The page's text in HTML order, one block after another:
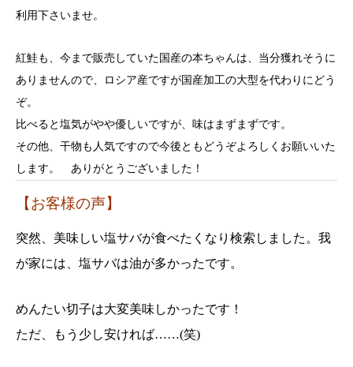
利用下さいませ。
紅鮭も、今まで販売していた国産の本ちゃんは、当分獲れそうに
ありませんので、ロシア産ですが国産加工の大型を代わりにどう
ぞ。
比べると塩気がやや優しいですが、味はまずまずです。
その他、干物も人気ですので今後ともどうぞよろしくお願いいた
します。 ありがとうございました！
【お客様の声】
突然、美味しい塩サバが食べたくなり検索しました。我
が家には、塩サバは油が多かったです。
めんたい切子は大変美味しかったです！
ただ、もう少し安ければ……(笑)